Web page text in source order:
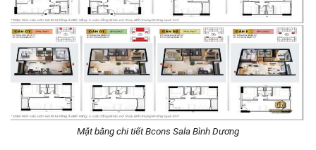
Mặt bằng chi tiết Bcons Sala Bình Dương